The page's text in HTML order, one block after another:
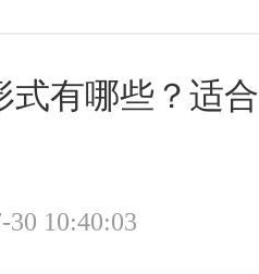
式有哪些？适合
30 10:40:03